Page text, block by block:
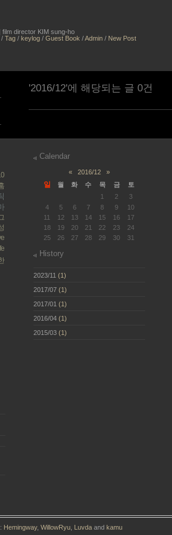
film director KIM sung-ho
/Tag /keylog /Guest Book /Admin / New Post
'2016/12'에 해당되는 글 0건
Calendar
« 2016/12 »
일 월 화 수 목 금
토
1
2
3
4
5 6 7 8 9
10
11
12 13 14 15 16
17
18
19 20 21 22 23
24
25
26 27 28 29 30 31
History
2023/11 (1)
2017/07 (1)
2017/01 (1)
2016/04 (1)
2015/03 (1)
Hemingway, WillowRyu, Luvdaand kamu